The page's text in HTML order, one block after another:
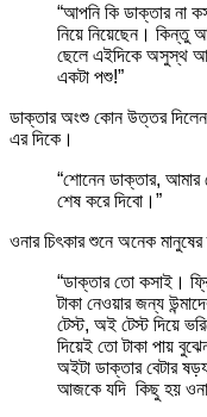
“আপনি কি ডাক্তার না
নিয়ে নিয়েছেন। কিন্তু
ছেলে এইদিকে অসুস্থ
একটা পশু!”
ডাক্তার অংশু কোন উত্তর দিলেন
এর দিকে।
“শোনেন ডাক্তার, আমার
শেষ করে দিবো।”
ওনার চিৎকার শুনে অনেক
“ডাক্তার তো কসাই।
টাকা নেওয়ার জন্য
টেস্ট, অই টেস্ট দিয়ে
দিয়েই তো টাকা পায়
অইটা ডাক্তার বেটার
আজকে যদি কিছু হয়